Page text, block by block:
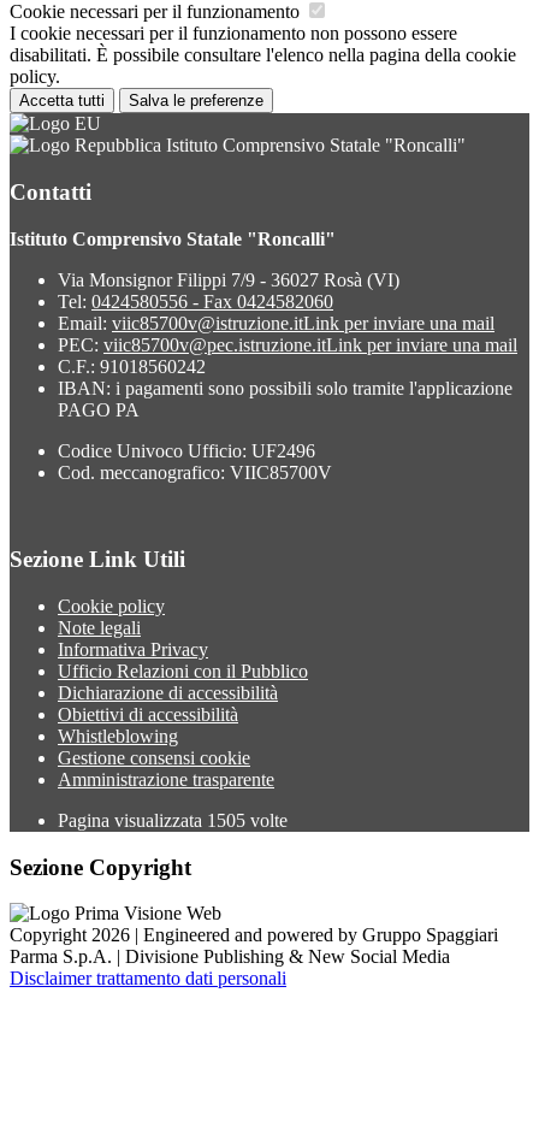
Cookie necessari per il funzionamento
I cookie necessari per il funzionamento non possono essere
disabilitati. È possibile consultare l'elenco nella pagina della cookie
policy.
Accetta tutti Salva le preferenze
Istituto Comprensivo Statale "Roncalli"
Contatti
Istituto Comprensivo Statale "Roncalli"
Via Monsignor Filippi 7/9 - 36027 Rosà (VI)
Tel: 0424580556 - Fax 0424582060
Email: viic85700v@istruzione.itLink per inviare una mail
PEC: viic85700v@pec.istruzione.itLink per inviare una mail
C.F.: 91018560242
IBAN: i pagamenti sono possibili solo tramite l'applicazione
PAGO PA
Codice Univoco Ufficio: UF2496
Cod. meccanografico: VIIC85700V
Sezione Link Utili
Cookie policy
Note legali
Informativa Privacy
Ufficio Relazioni con il Pubblico
Dichiarazione di accessibilità
Obiettivi di accessibilità
Whistleblowing
Gestione consensi cookie
Amministrazione trasparente
Pagina visualizzata 1505 volte
Sezione Copyright
Copyright 2026 | Engineered and powered by Gruppo Spaggiari
Parma S.p.A. | Divisione Publishing & New Social Media
Disclaimer trattamento dati personali